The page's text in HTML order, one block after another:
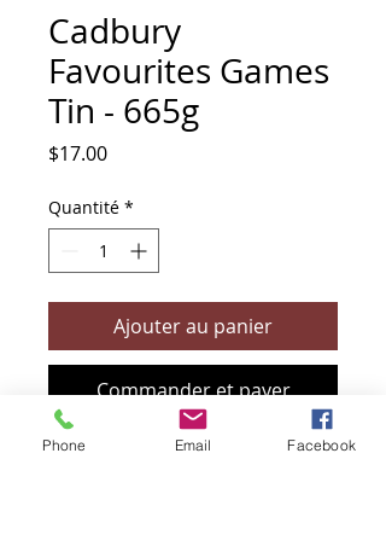
Cadbury
Favourites Games
Tin - 665g
$17.00Prix
Quantité *
Ajouter au panier
Commander et payer
Phone Email Facebook